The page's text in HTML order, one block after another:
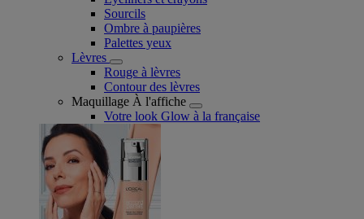
Sourcils
Ombre à paupières
Palettes yeux
Lèvres
Rouge à lèvres
Contour des lèvres
Maquillage À l'affiche
Votre look Glow à la française